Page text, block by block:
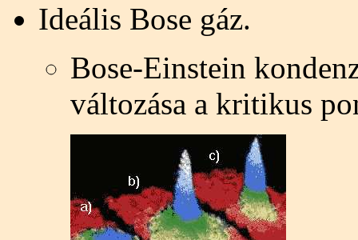
Ideális Bose gáz.
Bose-Einstein
változása a kritikus